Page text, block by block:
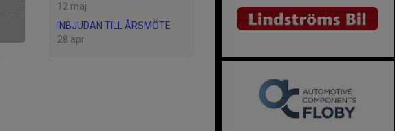
12 maj
INBJUDAN TILL ÅRSMÖTE
28 apr